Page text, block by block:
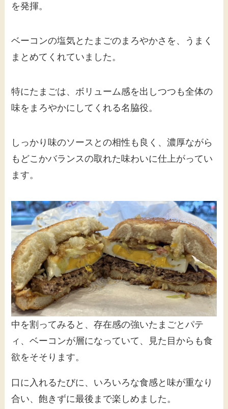
を発揮。
ベーコンの塩気とたまごのまろやかさを、うまく
まとめてくれていました。
特にたまごは、ボリューム感を出しつつも全体の
味をまろやかにしてくれる名脇役。
しっかり味のソースとの相性も良く、濃厚ながら
もどこかバランスの取れた味わいに仕上がってい
ます。
中を割ってみると、存在感の強いたまごとパテ
ィ、ベーコンが層になっていて、見た目からも食
欲をそそります。
口に入れるたびに、いろいろな食感と味が重なり
合い、飽きずに最後まで楽しめました。